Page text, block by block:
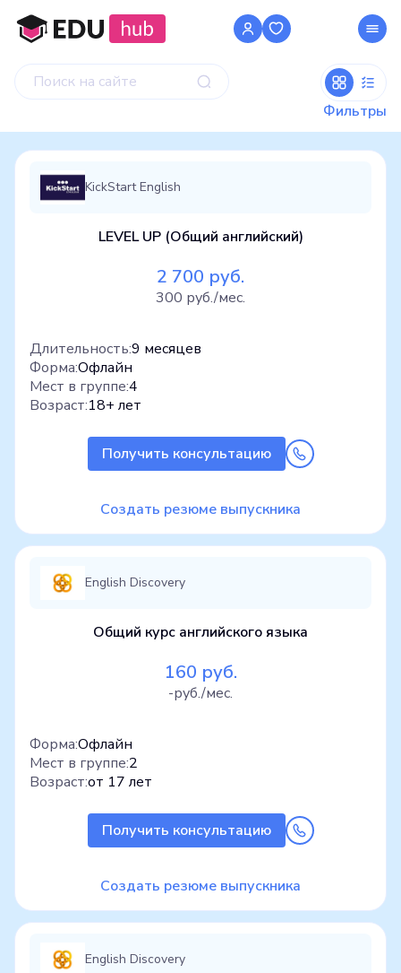
Фильтры
KickStart English
LEVEL UP (Общий английский)
2 700 руб.
300 руб./мес.
Длительность:9 месяцев
Форма:Офлайн
Мест в группе:4
Возраст:18+ лет
Получить консультацию
Создать резюме выпускника
English Discovery
Общий курс английского языка
160 руб.
-руб./мес.
Форма:Офлайн
Мест в группе:2
Возраст:от 17 лет
Получить консультацию
Создать резюме выпускника
English Discovery